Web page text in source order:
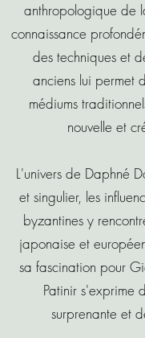
anthropologique de
connaissance
des techniques et
anciens lui permet
médiums
nouvelle et
L'univers de Daphné
et singulier, les
byzantines y
japonaise et
sa fascination pour
Patinir s'exprime
surprenante et